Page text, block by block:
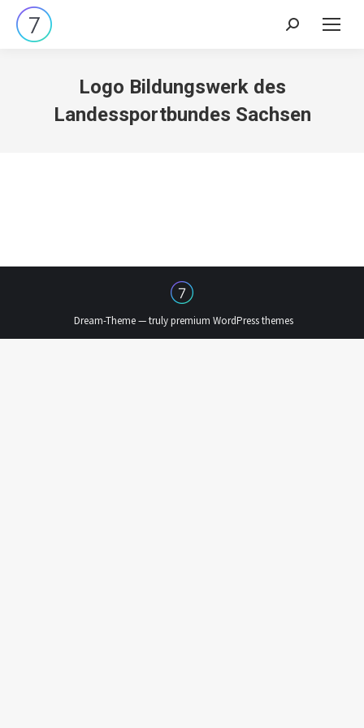
Search:
Logo Bildungswerk des
Landessportbundes Sachsen
Dream-Theme — trulypremium WordPress themes